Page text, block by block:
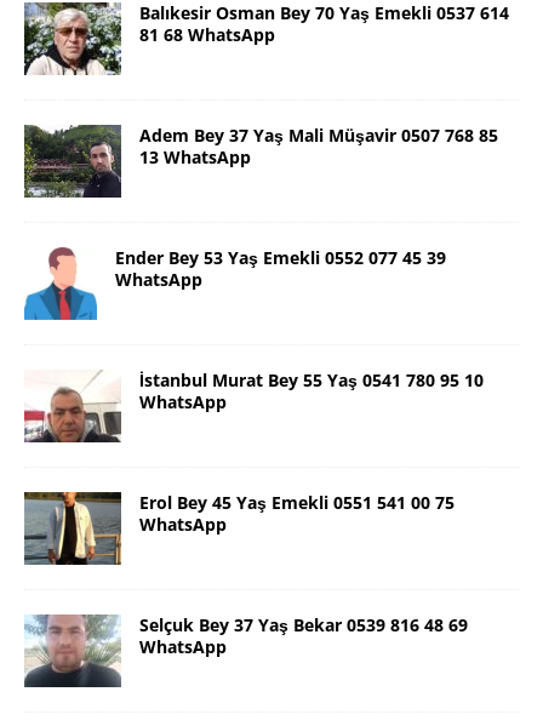
Balıkesir Osman Bey 70 Yaş Emekli 0537 614
81 68 WhatsApp
Adem Bey 37 Yaş Mali Müşavir 0507 768 85
13 WhatsApp
Ender Bey 53 Yaş Emekli 0552 077 45 39
WhatsApp
İstanbul Murat Bey 55 Yaş 0541 780 95 10
WhatsApp
Erol Bey 45 Yaş Emekli 0551 541 00 75
WhatsApp
Selçuk Bey 37 Yaş Bekar 0539 816 48 69
WhatsApp